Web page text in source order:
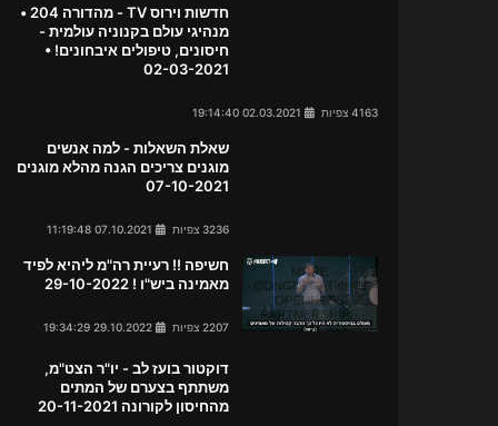
חדשות וירוס TV - מהדורה 204 •
מנהיגי עולם בקנוניה עולמית -
חיסונים, טיפולים איבחונים! •
02-03-2021
4163 צפיות
שאלת השאלות - למה אנשים
מוגנים צריכים הגנה מהלא מוגנים
07-10-2021
3236 צפיות
חשיפה !! רעיית רה"מ ליהיא לפיד
מאמינה ביש"ו ! 29-10-2022
2207 צפיות
דוקטור בועז לב - יו"ר הצט"מ,
משתתף בצערם של המתים
מהחיסון לקורונה 20-11-2021